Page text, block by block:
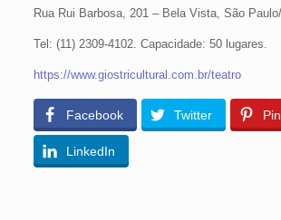
Rua Rui Barbosa, 201 – Bela Vista, São
Tel: (11) 2309-4102. Capacidade: 50 lugares.
https://www.giostricultural.com.br/teatro
Facebook Twitter
LinkedIn